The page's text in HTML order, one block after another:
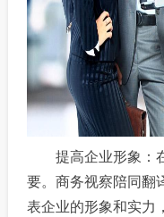
提高企业形象：
要。商务视察陪同翻
表企业的形象和实力